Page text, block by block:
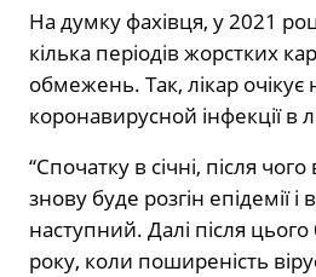
На думку фахівця, у 2021
кілька періодів жорстких
обмежень. Так, лікар
коронавирусной інфекції в
“Спочатку в січні, після
знову буде розгін епідемії і
наступний. Далі після
року, коли поширеність